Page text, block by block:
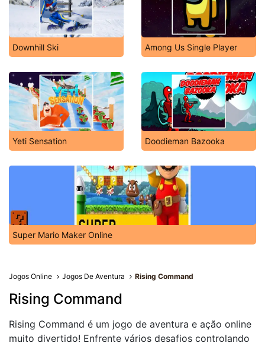
Downhill Ski Among Us Single Player
Yeti Sensation Doodieman Bazooka
Super Mario Maker Online
Jogos Online Jogos De Aventura Rising Command
Rising Command
Rising Command é um jogo de aventura e ação online
muito divertido! Enfrente vários desafios controlando